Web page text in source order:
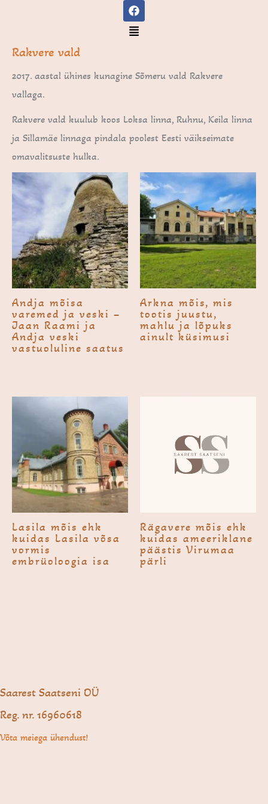
F
a
c
e
o
k
Menu
Rakvere vald
2017. aastal ühines kunagine Sõmeru vald Rakvere
vallaga.
Rakvere vald kuulub koos Loksa linna, Ruhnu, Keila linna
ja Sillamäe linnaga pindala poolest Eesti väikseimate
omavalitsuste hulka.
Andja mõisa
varemed ja veski –
Jaan Raami ja
Andja veski
vastuoluline saatus
Arkna mõis, mis
tootis juustu,
mahlu ja lõpuks
ainult küsimusi
Lasila mõis ehk
kuidas Lasila võsa
vormis
embrüoloogia isa
Rägavere mõis ehk
kuidas ameeriklane
päästis Virumaa
pärli
Saarest Saatseni OÜ
Reg. nr. 16960618
Võta meiega ühendust!